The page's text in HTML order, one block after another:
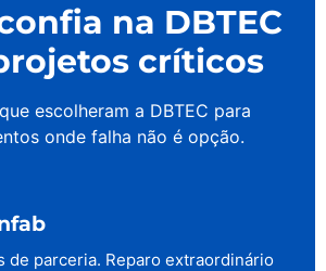
na DBTEC
críticos
escolheram a DBTEC para
onde falha não é opção.
de parceria. Reparo extraordinário